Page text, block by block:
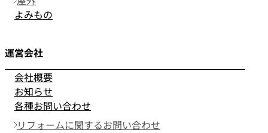
よみもの
運営会社
会社概要
お知らせ
各種お問い合わせ
リフォームに関するお問い合わせ